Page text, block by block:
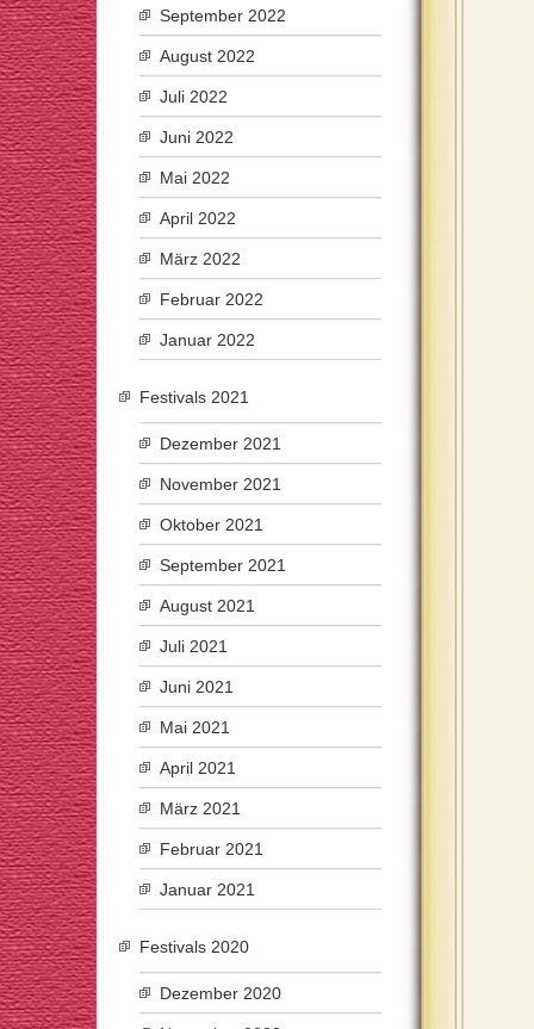
September 2022
August 2022
Juli 2022
Juni 2022
Mai 2022
April 2022
März 2022
Februar 2022
Januar 2022
Festivals 2021
Dezember 2021
November 2021
Oktober 2021
September 2021
August 2021
Juli 2021
Juni 2021
Mai 2021
April 2021
März 2021
Februar 2021
Januar 2021
Festivals 2020
Dezember 2020